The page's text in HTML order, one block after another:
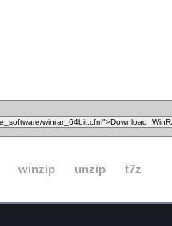
winzip unzip t7z